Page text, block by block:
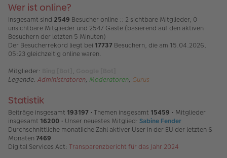
Wer ist online?
Insgesamt sind 2549 Besucher online :: 2 sichtbare Mitglieder, 0
unsichtbare Mitglieder und 2547 Gäste (basierend auf den aktiven
Besuchern der letzten 5 Minuten)
Der Besucherrekord liegt bei 17737 Besuchern, die am 15.04.2026,
05:23 gleichzeitig online waren.
Mitglieder:
,
Legende: Administratoren, Moderatoren, Gurus
Statistik
Beiträge insgesamt 193197 • Themen insgesamt 15459 • Mitglieder
insgesamt 16200 • Unser neuestes Mitglied: Sabine Fender
Durchschnittliche monatliche Zahl aktiver User in der EU der letzten 6
Monaten 7469
Digital Services Act: Transparenzbericht für das Jahr 2024